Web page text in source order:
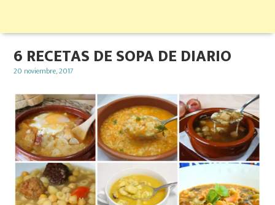
6 RECETAS DE SOPA DE DIARIO
Posted
20 noviembre, 2017